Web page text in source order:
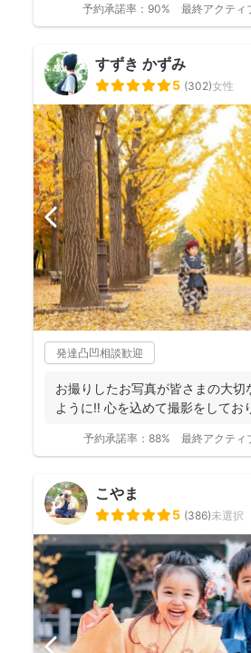
予約承諾率： 90% 最終アクティ
すずき かずみ
5 (302)女性
発達凸凹相談歓迎
お撮りしたお写真が皆さまの大切
ように‼︎ 心を込めて撮影をしてお
予約承諾率： 88% 最終アクティ
こやま
5 (386)未選択